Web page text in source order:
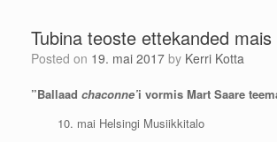
Tubina teoste ettekanded
Posted on 19. mai 2017 by Kerri Kotta
”Ballaad chaconne’i vormis Mart Saare
10. mai Helsingi Musiikkitalo